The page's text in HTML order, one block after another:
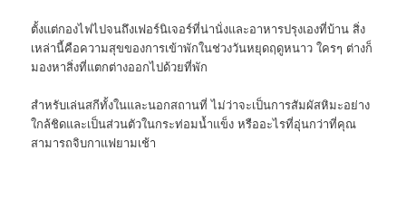
ตั้งแต่กองไฟไปจนถึงเฟอร์นิเจอร์ที่น่านั่งและอาหารปรุงเองที่บ้าน สิ่ง
เหล่านี้คือความสุขของการเข้าพักในช่วงวันหยุดฤดูหนาว ใครๆ ต่างก็
มองหาสิ่งที่แตกต่างออกไปด้วยที่พัก
สำหรับเล่นสกีทั้งในและนอกสถานที่ ไม่ว่าจะเป็นการสัมผัสหิมะอย่าง
ใกล้ชิดและเป็นส่วนตัวในกระท่อมน้ำแข็ง หรืออะไรที่อุ่นกว่าที่คุณ
สามารถจิบกาแฟยามเช้า